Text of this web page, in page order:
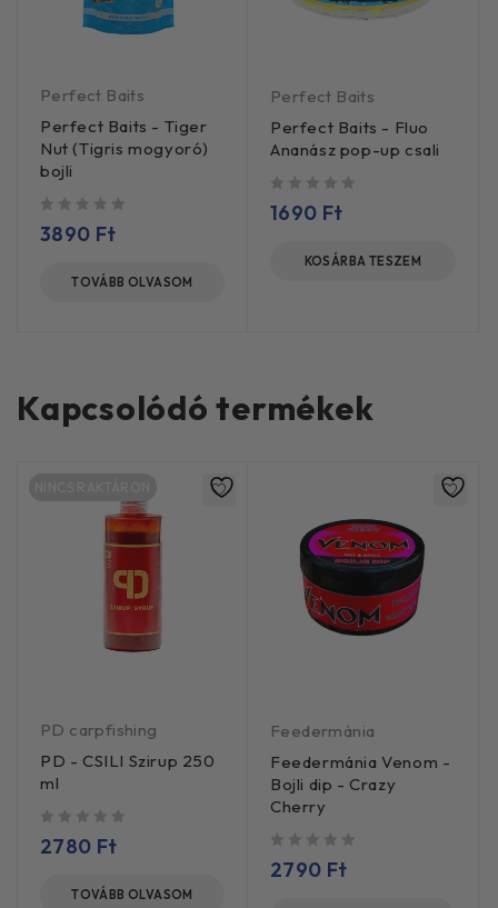
Perfect Baits
Perfect Baits - Tiger
Nut (Tigris mogyoró)
bojli
3890 Ft
TOVÁBB OLVASOM
Perfect Baits
Perfect Baits - Fluo
Ananász pop-up csali
1690 Ft
KOSÁRBA TESZEM
Kapcsolódó termékek
PD carpfishing
PD - CSILI Szirup 250
ml
2780 Ft
TOVÁBB OLVASOM
Feedermánia
Feedermánia Venom -
Bojli dip - Crazy
Cherry
2790 Ft